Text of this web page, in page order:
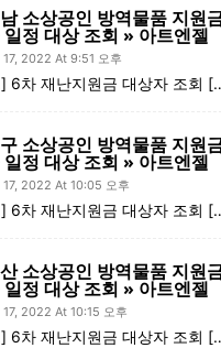
소상공인 방역물품 지원
일정 대상 조회 » 아트엔젤
17, 2022 At 9:51 오후
6차 재난지원금 대상자 조회
소상공인 방역물품 지원
일정 대상 조회 » 아트엔젤
17, 2022 At 10:05 오후
6차 재난지원금 대상자 조회
소상공인 방역물품 지원
일정 대상 조회 » 아트엔젤
17, 2022 At 10:15 오후
6차 재난지원금 대상자 조회